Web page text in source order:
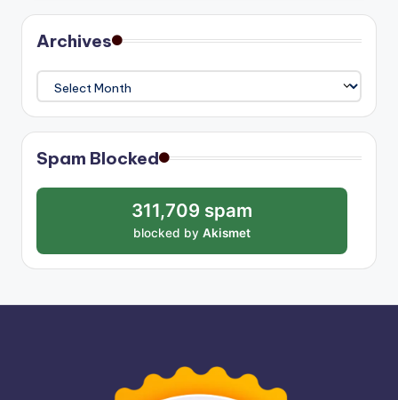
Archives
Archives
Spam Blocked
311,709 spam
blocked by Akismet